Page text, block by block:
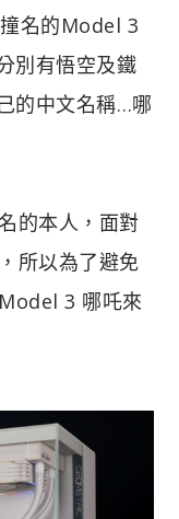
名的Model 3
別有悟空及鐵
的中文名稱…哪
的本人，面對
所以為了避免
3 哪吒來